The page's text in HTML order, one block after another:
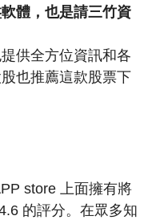
體，也是請三竹資
供全方位資訊和各
也推薦這款股票下
store 上面擁有將
的評分。在眾多知